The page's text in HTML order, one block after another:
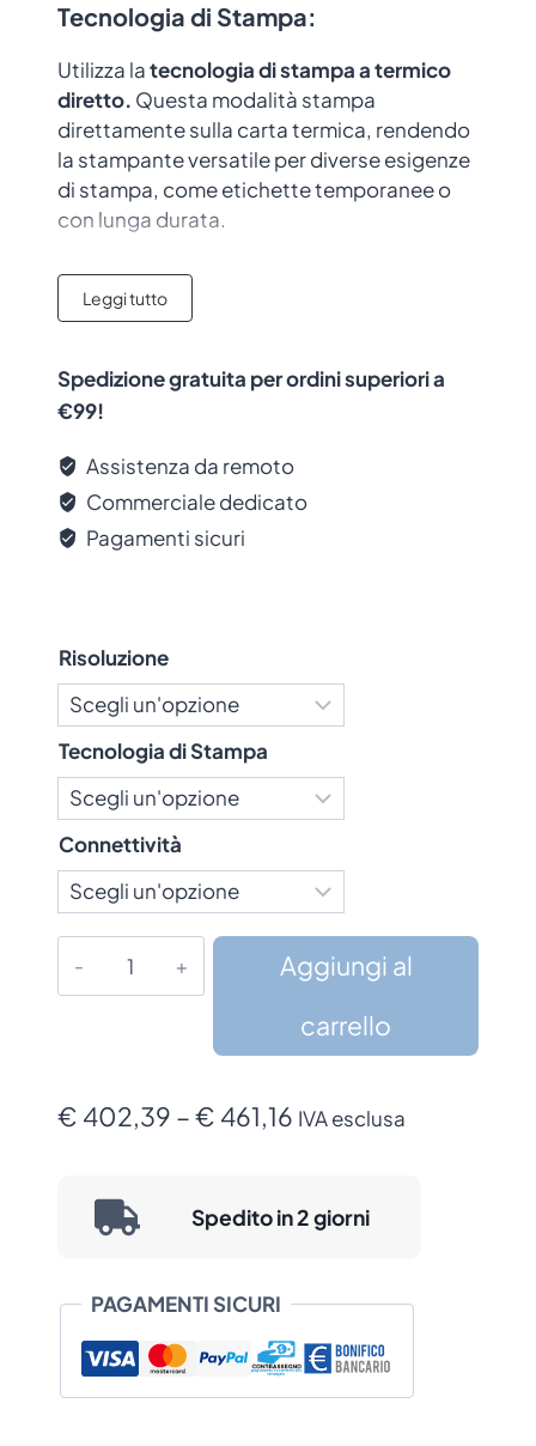
Tecnologia di Stampa:
Utilizza latecnologia di stampa atermico
diretto. Questa modalità stampa
direttamente sulla carta termica, rendendo
la stampante versatile per diverse esigenze
di stampa, come etichette temporanee o
con lunga durata.
Interfaccia Fisica:
Riguarda i connettori e i metodi cablati che
esterni:
semplice da configurare e adatta per un
collegamento diretto con un computer.
Interfaccia Wireless:
Bluetooth: Ideale per connessioni a
breve distanza con dispositivi mobili.
Leggi tutto
Spedizione gratuita per ordini superiori a
€99!
Assistenza da remoto
Commerciale dedicato
Pagamenti sicuri
Risoluzione
Tecnologia di Stampa
Connettività
Aggiungi al
carrello
€ 402,39 –€ 461,16 Fascia
da
€ 461,16
IVA esclusa
Spedito in 2 giorni
PAGAMENTI SICURI